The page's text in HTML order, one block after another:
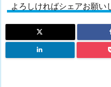
よろしければシェアお願い